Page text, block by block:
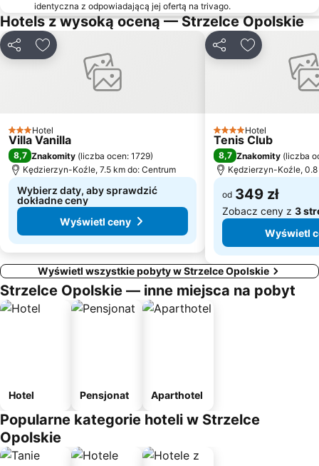
Żerniki
Trynek
Grotowice
Bierkowice
Wróblin
Czechowice
Obrońców Pokoju
Pawilon paleontologiczny
Wójtowa Wieś
identyczna z odpowiadającą jej ofertą na trivago.
Hotels z wysoką oceną — Strzelce Opolskie
UdostępnijDodaj do ulubionych
3 Kategoria
Hotel
Villa Vanilla
8,7 Znakomity (liczba ocen: 1729)
Kędzierzyn-Koźle, 7.5 km do: Centrum
Wybierz daty, aby sprawdzić
dokładne ceny
Wyświetl ceny
UdostępnijDodaj do
4 Kategoria
Hotel
Tenis Club
8,7 Znakomity (liczba
Kędzierzyn-Koźle,
od 349 zł
Zobacz ceny z 3
Wyświetl
Wyświetl wszystkie pobyty w Strzelce Opolskie
Strzelce Opolskie — inne miejsca na pobyt
Hotel Pensjonat Aparthotel
Popularne kategorie hoteli w Strzelce
Opolskie